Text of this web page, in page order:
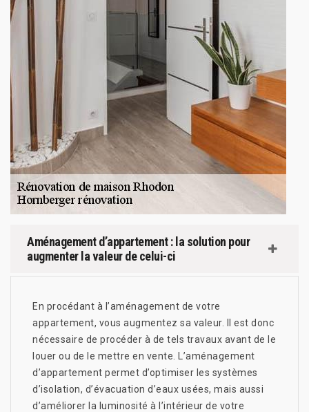
Aménagement d’appartement : la solution pour
augmenter la valeur de celui-ci
En procédant à l’aménagement de votre
appartement, vous augmentez sa valeur. Il est donc
nécessaire de procéder à de tels travaux avant de le
louer ou de le mettre en vente. L’aménagement
d’appartement permet d’optimiser les systèmes
d’isolation, d’évacuation d’eaux usées, mais aussi
d’améliorer la luminosité à l’intérieur de votre